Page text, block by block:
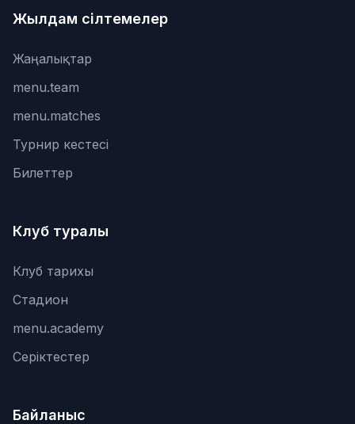
Жылдам сілтемелер
Жаңалықтар
menu.team
menu.matches
Турнир кестесі
Билеттер
Клуб туралы
Клуб тарихы
Стадион
menu.academy
Серіктестер
Байланыс